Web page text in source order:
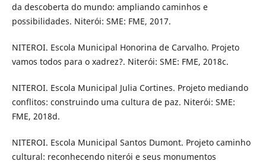
da descoberta do mundo: ampliando caminhos e
possibilidades. Niterói: SME: FME, 2017.
NITEROI. Escola Municipal Honorina de Carvalho. Projeto
vamos todos para o xadrez?. Niterói: SME: FME, 2018c.
NITEROI. Escola Municipal Julia Cortines. Projeto mediando
conflitos: construindo uma cultura de paz. Niterói: SME:
FME, 2018d.
NITEROI. Escola Municipal Santos Dumont. Projeto caminho
cultural: reconhecendo niterói e seus monumentos